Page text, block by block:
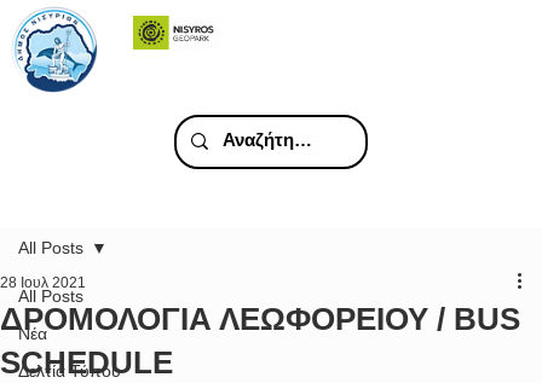
All Posts
Νέα
Δελτία Τύπου
All Posts
ΔΡΟΜΟΛΟΓΙA ΛΕΩΦΟΡΕΙΟΥ / BUS
SCHEDULE
28 Ιουλ 2021